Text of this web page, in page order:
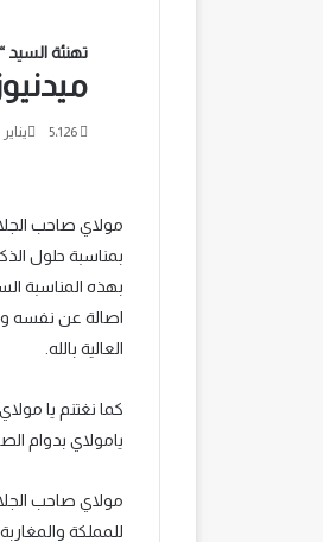
تهنئة السيد “ عمر
يناير 11, 2022
مولاي صاحب
بمناسبة حلول الذ
بهذه المناسبة
اصالة عن نفسه
العالية بالله.
كما نغتنم يا
يامولاي بدوام
مولاي صاحب
للمملكة